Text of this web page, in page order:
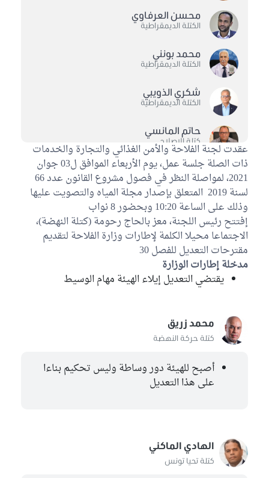
عقدت لجنة الفلاحة والأمن الغذائي والتجارة والخدمات
ذات الصلة جلسة عمل، يوم الأربعاء الموافق ل03 جوان
2021، لمواصلة النظر في فصول مشروع القانون عدد 66
لسنة 2019 المتعلق بإصدار مجلة المياه والتصويت عليها
وذلك على الساعة 10:20 وبحضور 8 نواب
إفتتح رئيس اللجنة، معز بالحاج رحومة (كتلة النهضة)،
الاجتماعا محيلا الكلمة لإطارات وزارة الفلاحة لتقديم
مقترحات التعديل للفصل 30
مدخلة إطارات الوزارة
يقتضي التعديل إيلاء الهيئة مهام الوسيط
محمد زريق
كتلة حركة النهضة
أصبح للهيئة دور وساطة وليس تحكيم بناءا
على هذا التعديل
الهادي الماكني
كتلة تحيا تونس
محسن العرفاوي
الكتلة الديمقراطية
محمد بونني
الكتلة الديمقراطية
شكري الذويبي
الكتلة الديمقراطية
حاتم المانسي
كتلة الاصلاح
فخر الدين شبشوب
كتلة الاصلاح
محمد صالح اللطيفي
كتلة حزب قلب تونس
حليمة همامي
كتلة ائتلاف الكرامة
فتحي بلقاسم
نسيبة بن علي
كتلة حركة النهضة
موسى بن أحمد
كتلة حركة النهضة
الكتلة الديمقراطية